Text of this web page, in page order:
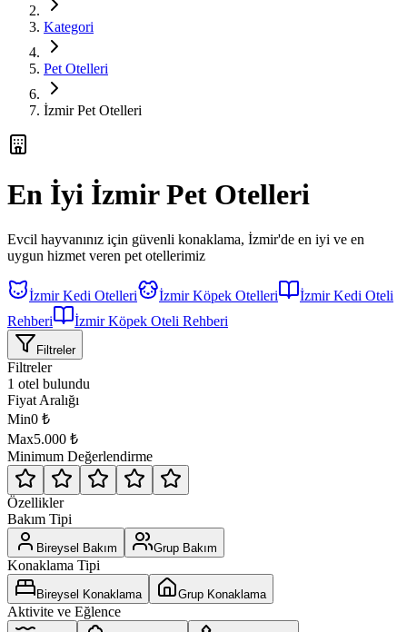
Kategori
Pet Otelleri
İzmir Pet Otelleri
En İyi İzmirPet Otelleri
Evcil hayvanınız için güvenli konaklama, İzmir'de en iyi ve en
uygun hizmet veren pet otellerimiz
İzmir Kedi Otelleri İzmir Köpek Otelleri
İzmir Kedi Oteli
Rehberi
İzmir Köpek Oteli Rehberi
Filtreler
Filtreler
1 otel bulundu
Fiyat Aralığı
Min0 ₺
Max5.000 ₺
Minimum Değerlendirme
Özellikler
Bakım Tipi
Bireysel Bakım Grup Bakım
Konaklama Tipi
Bireysel Konaklama Grup Konaklama
Aktivite ve Eğlence